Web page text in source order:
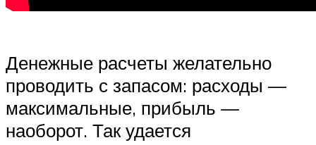
Денежные расчеты желательно
проводить с запасом: расходы —
максимальные, прибыль —
наоборот. Так удается